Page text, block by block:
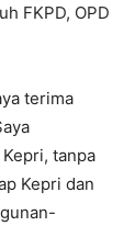
FKPD, OPD
terima
tanpa
Kepri dan